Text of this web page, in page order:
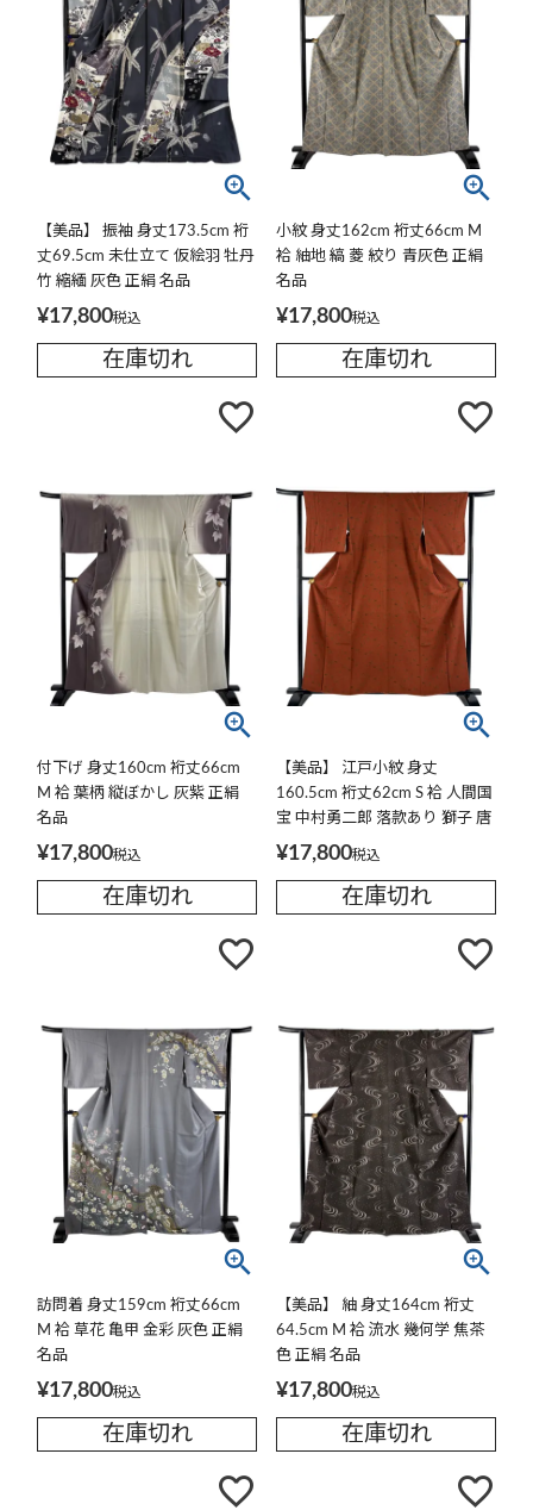
【美品】 振袖 身丈173.5cm 裄
丈69.5cm 未仕立て 仮絵羽 牡丹
竹 縮緬 灰色 正絹 名品
¥17,800税込
在庫切れ
小紋 身丈162cm 裄丈66cm M
袷 紬地 縞 菱 絞り 青灰色 正絹
名品
¥17,800税込
在庫切れ
付下げ 身丈160cm 裄丈66cm
M 袷 葉柄 縦ぼかし 灰紫 正絹
名品
¥17,800税込
在庫切れ
【美品】 江戸小紋 身丈
160.5cm 裄丈62cm S 袷 人間国
宝 中村勇二郎 落款あり 獅子 唐
草 赤茶 正絹 名品
¥17,800税込
在庫切れ
訪問着 身丈159cm 裄丈66cm
M 袷 草花 亀甲 金彩 灰色 正絹
名品
¥17,800税込
在庫切れ
【美品】 紬 身丈164cm 裄丈
64.5cm M 袷 流水 幾何学 焦茶
色 正絹 名品
¥17,800税込
在庫切れ